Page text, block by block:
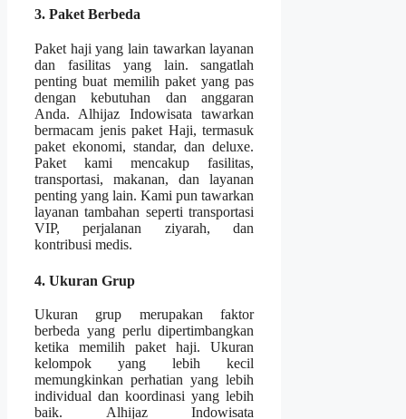
3. Paket Berbeda
Paket haji yang lain tawarkan layanan
dan fasilitas yang lain. sangatlah
penting buat memilih paket yang pas
dengan kebutuhan dan anggaran
Anda. Alhijaz Indowisata tawarkan
bermacam jenis paket Haji, termasuk
paket ekonomi, standar, dan deluxe.
Paket kami mencakup fasilitas,
transportasi, makanan, dan layanan
penting yang lain. Kami pun tawarkan
layanan tambahan seperti transportasi
VIP, perjalanan ziyarah, dan
kontribusi medis.
4. Ukuran Grup
Ukuran grup merupakan faktor
berbeda yang perlu dipertimbangkan
ketika memilih paket haji. Ukuran
kelompok yang lebih kecil
memungkinkan perhatian yang lebih
individual dan koordinasi yang lebih
baik. Alhijaz Indowisata